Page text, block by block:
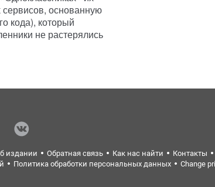
основанную
кода), который
не растерялись
издании Обратная связь Как нас найти Контакты
Политика обработки персональных данных Change